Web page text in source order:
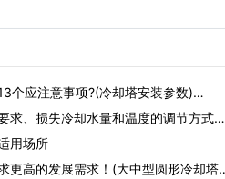
个应注意事项?(冷却塔安装参数)…
求、损失冷却水量和温度的调节方式及
用场所
更高的发展需求！(大中型圆形冷却塔)